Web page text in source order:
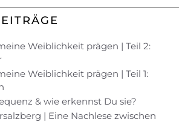
Weiblichkeit prägen | Teil 2:
Weiblichkeit prägen | Teil 1:
& wie erkennst Du sie?
| Eine Nachlese zwischen